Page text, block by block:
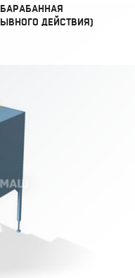
ДЕЙСТВИЯ)